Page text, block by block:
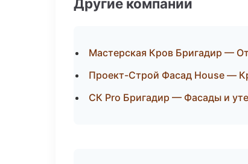
Другие компании
Мастерская Кров Бригадир —
Проект-Строй Фасад House —
СК Pro Бригадир — Фасады и